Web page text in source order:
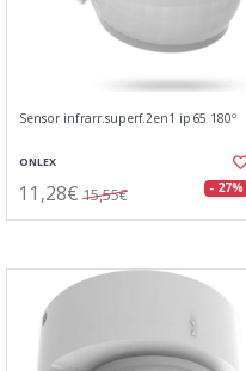
Sensor infrarr.superf.2en1 ip65 180º
ONLEX
11,28€ 15,55€ - 27%